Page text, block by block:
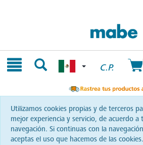
C.P.
Utilizamos cookies propias y de terceros
mejor experiencia y servicio, de acuerdo a
navegación. Si continuas con la
aceptas el uso que hacemos de las cookies.